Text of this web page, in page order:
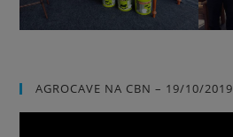
AGROCAVE NA CBN – 19/10/2019